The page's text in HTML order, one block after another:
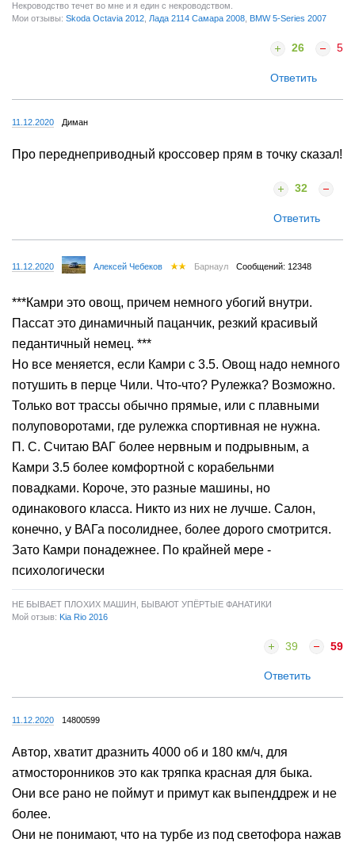
Некроводство течет во мне и я един с некроводством.
Мои отзывы: Skoda Octavia 2012 Лада 2114 Самара 2008 BMW 5-Series 2007
26 5
Ответить
11.12.2020 Диман
Про переднеприводный кроссовер прям в точку сказал!
32
Ответить
11.12.2020 Алексей Чебеков Барнаул Сообщений: 12348
***Камри это овощ, причем немного убогий внутри.
Пассат это динамичный пацанчик, резкий красивый
педантичный немец. ***
Но все меняется, если Камри с 3.5. Овощ надо немного
потушить в перце Чили. Что-что? Рулежка? Возможно.
Только вот трассы обычно прямые, или с плавными
полуповоротами, где рулежка спортивная не нужна.
П. С. Считаю ВАГ более нервным и подрывным, а
Камри 3.5 более комфортной с корабельнми
повадками. Короче, это разные машины, но
одинакового класса. Никто из них не лучше. Салон,
конечно, у ВАГа посолиднее, более дорого смотрится.
Зато Камри понадежнее. По крайней мере -
психологически
НЕ БЫВАЕТ ПЛОХИХ МАШИН, БЫВАЮТ УПЁРТЫЕ ФАНАТИКИ
Мой отзыв: Kia Rio 2016
39 59
Ответить
11.12.2020 14800599
Автор, хватит дразнить 4000 об и 180 км/ч, для
атмосторонников это как тряпка красная для быка.
Они все рано не поймут и примут как выпенддреж и не
более.
Они не понимают, что на турбе из под светофора нажав